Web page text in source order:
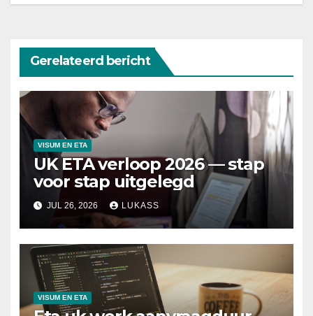
Gerelateerd bericht
VISUM EN ETA
UK ETA verloop 2026 — stap
voor stap uitgelegd
JUL 26, 2026 LUKASS
VISUM EN ETA